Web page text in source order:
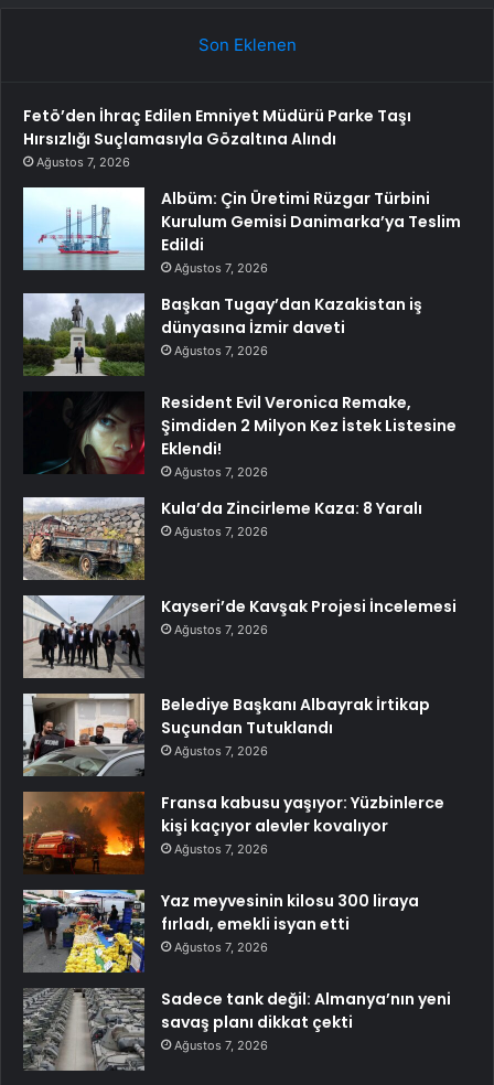
Son Eklenen
Fetö’den İhraç Edilen Emniyet Müdürü Parke Taşı
Hırsızlığı Suçlamasıyla Gözaltına Alındı
Ağustos 7, 2026
Albüm: Çin Üretimi Rüzgar Türbini
Kurulum Gemisi Danimarka’ya Teslim
Edildi
Ağustos 7, 2026
Başkan Tugay’dan Kazakistan iş
dünyasına İzmir daveti
Ağustos 7, 2026
Resident Evil Veronica Remake,
Şimdiden 2 Milyon Kez İstek Listesine
Eklendi!
Ağustos 7, 2026
Kula’da Zincirleme Kaza: 8 Yaralı
Ağustos 7, 2026
Kayseri’de Kavşak Projesi İncelemesi
Ağustos 7, 2026
Belediye Başkanı Albayrak İrtikap
Suçundan Tutuklandı
Ağustos 7, 2026
Fransa kabusu yaşıyor: Yüzbinlerce
kişi kaçıyor alevler kovalıyor
Ağustos 7, 2026
Yaz meyvesinin kilosu 300 liraya
fırladı, emekli isyan etti
Ağustos 7, 2026
Sadece tank değil: Almanya’nın yeni
savaş planı dikkat çekti
Ağustos 7, 2026